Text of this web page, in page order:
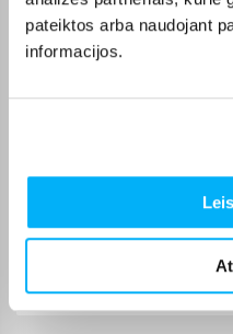
pateiktos arba naudojant
informacijos.
Pigus pasiūlymas
Kęstutis K.
Puiki kaina ir greitis, viršijo
Puiki komunikacija. Pristatymas
prekės. Bet pri ...